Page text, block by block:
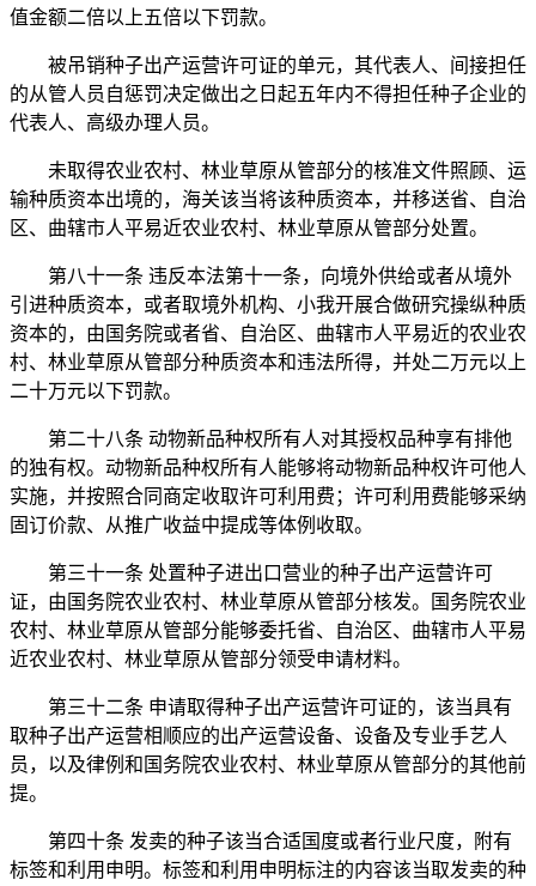
值金额二倍以上五倍以下罚款。
被吊销种子出产运营许可证的单元，其代表人、间接担任
的从管人员自惩罚决定做出之日起五年内不得担任种子企业的
代表人、高级办理人员。
未取得农业农村、林业草原从管部分的核准文件照顾、运
输种质资本出境的，海关该当将该种质资本，并移送省、自治
区、曲辖市人平易近农业农村、林业草原从管部分处置。
第八十一条 违反本法第十一条，向境外供给或者从境外
引进种质资本，或者取境外机构、小我开展合做研究操纵种质
资本的，由国务院或者省、自治区、曲辖市人平易近的农业农
村、林业草原从管部分种质资本和违法所得，并处二万元以上
二十万元以下罚款。
第二十八条 动物新品种权所有人对其授权品种享有排他
的独有权。动物新品种权所有人能够将动物新品种权许可他人
实施，并按照合同商定收取许可利用费；许可利用费能够采纳
固订价款、从推广收益中提成等体例收取。
第三十一条 处置种子进出口营业的种子出产运营许可
证，由国务院农业农村、林业草原从管部分核发。国务院农业
农村、林业草原从管部分能够委托省、自治区、曲辖市人平易
近农业农村、林业草原从管部分领受申请材料。
第三十二条 申请取得种子出产运营许可证的，该当具有
取种子出产运营相顺应的出产运营设备、设备及专业手艺人
员，以及律例和国务院农业农村、林业草原从管部分的其他前
提。
第四十条 发卖的种子该当合适国度或者行业尺度，附有
标签和利用申明。标签和利用申明标注的内容该当取发卖的种